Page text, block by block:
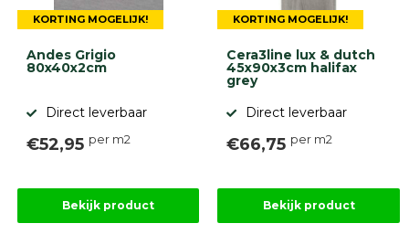
KORTING MOGELIJK!
Andes Grigio
80x40x2cm
Direct leverbaar
€52,95 per m2
Bekijk product
KORTING MOGELIJK!
Cera3line lux & dutch
45x90x3cm halifax
grey
Direct leverbaar
€66,75 per m2
Bekijk product